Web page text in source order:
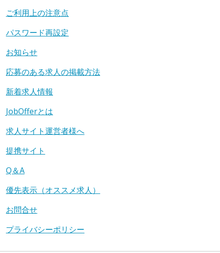
ご利用上の注意点
パスワード再設定
お知らせ
応募のある求人の掲載方法
新着求人情報
JobOfferとは
求人サイト運営者様へ
提携サイト
Q＆A
優先表示（オススメ求人）
お問合せ
プライバシーポリシー